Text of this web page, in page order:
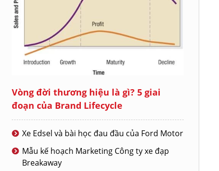
Vòng đời thương hiệu là gì? 5 giai
đoạn của Brand Lifecycle
Xe Edsel và bài học đau đầu của Ford Motor
Mẫu kế hoạch Marketing Công ty xe đạp
Breakaway